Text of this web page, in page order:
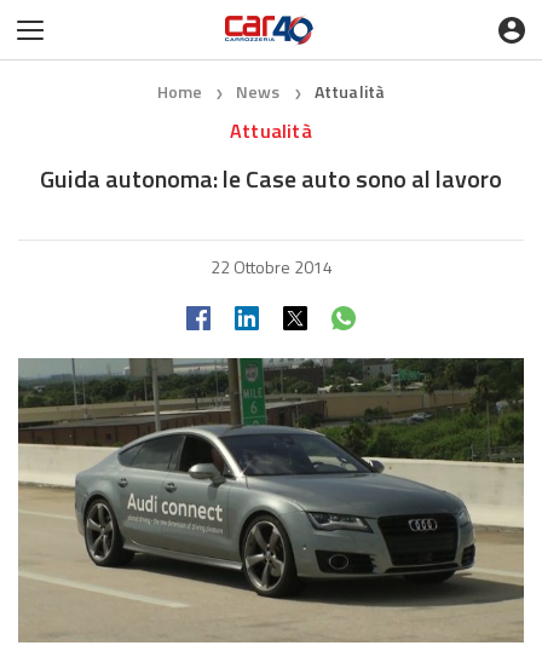
Home ❯ News ❯ Attualità
Attualità
Guida autonoma: le Case auto sono al lavoro
22 Ottobre 2014